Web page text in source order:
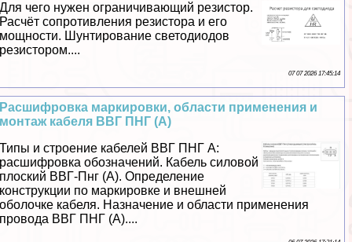
Для чего нужен ограничивающий резистор.
Расчёт сопротивления резистора и его
мощности. Шунтирование светодиодов
резистором....
07 07 2026 17:45:14
Расшифровка маркировки, области применения и
монтаж кабеля ВВГ ПНГ (А)
Типы и строение кабелей ВВГ ПНГ А:
расшифровка обозначений. Кабель силовой
плоский ВВГ-Пнг (А). Определение
конструкции по маркировке и внешней
оболочке кабеля. Назначение и области применения
провода ВВГ ПНГ (А)....